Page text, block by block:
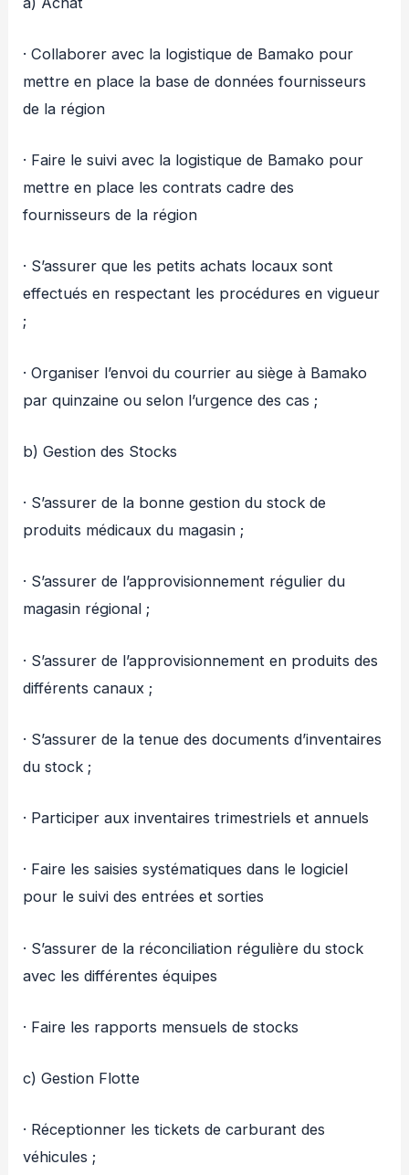
· Collaborer avec la logistique de Bamako pour
mettre en place la base de données fournisseurs
de la région
· Faire le suivi avec la logistique de Bamako pour
mettre en place les contrats cadre des
fournisseurs de la région
· S’assurer que les petits achats locaux sont
effectués en respectant les procédures en vigueur
;
· Organiser l’envoi du courrier au siège à Bamako
par quinzaine ou selon l’urgence des cas ;
b) Gestion des Stocks
· S’assurer de la bonne gestion du stock de
produits médicaux du magasin ;
· S’assurer de l’approvisionnement régulier du
magasin régional ;
· S’assurer de l’approvisionnement en produits des
différents canaux ;
· S’assurer de la tenue des documents d’inventaires
du stock ;
· Participer aux inventaires trimestriels et annuels
· Faire les saisies systématiques dans le logiciel
pour le suivi des entrées et sorties
· S’assurer de la réconciliation régulière du stock
avec les différentes équipes
· Faire les rapports mensuels de stocks
c) Gestion Flotte
· Réceptionner les tickets de carburant des
véhicules ;